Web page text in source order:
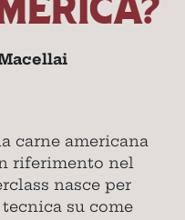
carne americana
riferimento nel
nasce per
su come